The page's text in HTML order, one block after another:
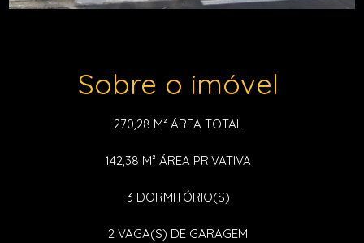
Sobre o imóvel
270,28 M² ÁREA TOTAL
142,38 M² ÁREA PRIVATIVA
3 DORMITÓRIO(S)
2 VAGA(S) DE GARAGEM